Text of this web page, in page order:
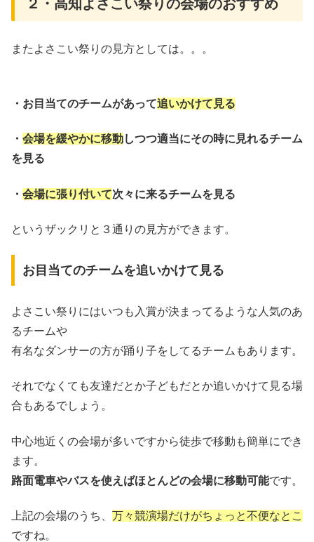
２・高知よさこい祭りの会場のおすすめ
またよさこい祭りの見方としては。。。
・お目当てのチームがあって追いかけて見る
・ 会場を緩やかに移動しつつ適当にその時に見れるチーム
を見る
・ 会場に張り付いて次々に来るチームを見る
というザックリと３通りの見方ができます。
お目当てのチームを追いかけて見る
よさこい祭りにはいつも入賞が決まってるような人気のあ
るチームや
有名なダンサーの方が踊り子をしてるチームもあります。
それでなくても友達だとか子どもだとか追いかけて見る場
合もあるでしょう。
中心地近くの会場が多いですから徒歩で移動も簡単にでき
ます。
路面電車やバスを使えばほとんどの会場に移動可能です。
上記の会場のうち、 万々競演場だけがちょっと不便なとこ
ですね。